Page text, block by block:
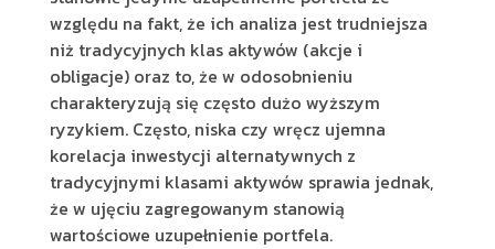
względu na fakt, że ich analiza jest trudniejsza
niż tradycyjnych klas aktywów (akcje i
obligacje) oraz to, że w odosobnieniu
charakteryzują się często dużo wyższym
ryzykiem. Często, niska czy wręcz ujemna
korelacja inwestycji alternatywnych z
tradycyjnymi klasami aktywów sprawia jednak,
że w ujęciu zagregowanym stanowią
wartościowe uzupełnienie portfela.